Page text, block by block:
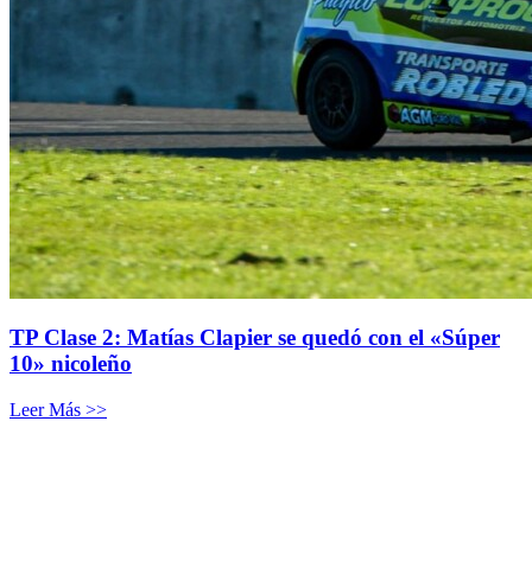
TP Clase 2: Matías Clapier se quedó con el «Súper
10» nicoleño
Leer Más >>